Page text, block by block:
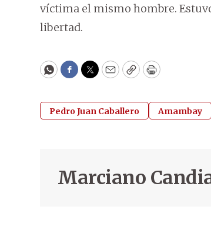
víctima el mismo hombre.
libertad.
WhatsApp
Facebook
Twitter
EmailCopyPrint
Pedro Juan Caballero Amambay
Marciano